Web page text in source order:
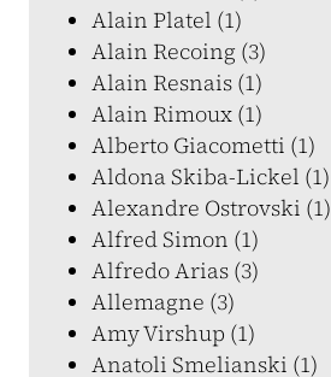
Alain Platel (1)
Alain Recoing (3)
Alain Resnais (1)
Alain Rimoux (1)
Alberto Giacometti (1)
Aldona Skiba-Lickel (1)
Alexandre Ostrovski (1)
Alfred Simon (1)
Alfredo Arias (3)
Allemagne (3)
Amy Virshup (1)
Anatoli Smelianski (1)